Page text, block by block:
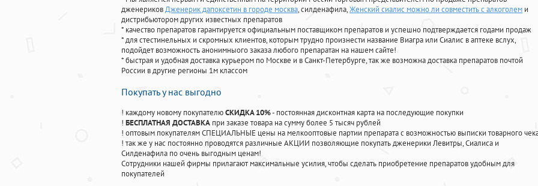
дженериковДженерик дапоксетин в городе москва, силденафила,Женский сиалис можно ли совместить с алкоголем и
дистрибьютором других известных препаратов
* качество препаратов гарантируется официальным поставщиком препаратов и успешно подтверждается годами продаж
* для стестинельных и скромных клиентов, которым трудно произнести название Виагра или Сиалис в аптеке вслух,
подойдет возможность анонимныого заказа любого препаратан на нашем сайте!
* быстрая и удобная доставка курьером по Москве и в Санкт-Петербурге, так же возможна доставка препаратов почтой
России в другие регионы 1м классом
Покупать у нас выгодно
! каждому новому покупателюСКИДКА 10%- постоянная дисконтная карта на последующие покупки
! БЕСПЛАТНАЯ ДОСТАВКА при заказе товара на сумму более 5 тысяч рублей
! оптовым покупателям СПЕЦИАЛЬНЫЕ цены на мелкооптовые партии препарата с возможностью выписки товарного
! так же у нас постоянно проводятся различные АКЦИИ позволяющие покупать дженерики Левитры, Сиалиса и
Силденафила по очень выгодным ценам!
Cотрудники нашей фирмы прилагают максимальные усилия, чтобы сделать приобретение препаратов удобным для
покупателей